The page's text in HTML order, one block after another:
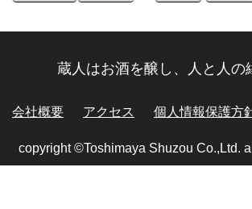
蔵人はお酒を醸し、人と人の
会社概要 アクセス 個人情報保護方
copyright ©Toshimaya Shuzou Co.,Ltd.